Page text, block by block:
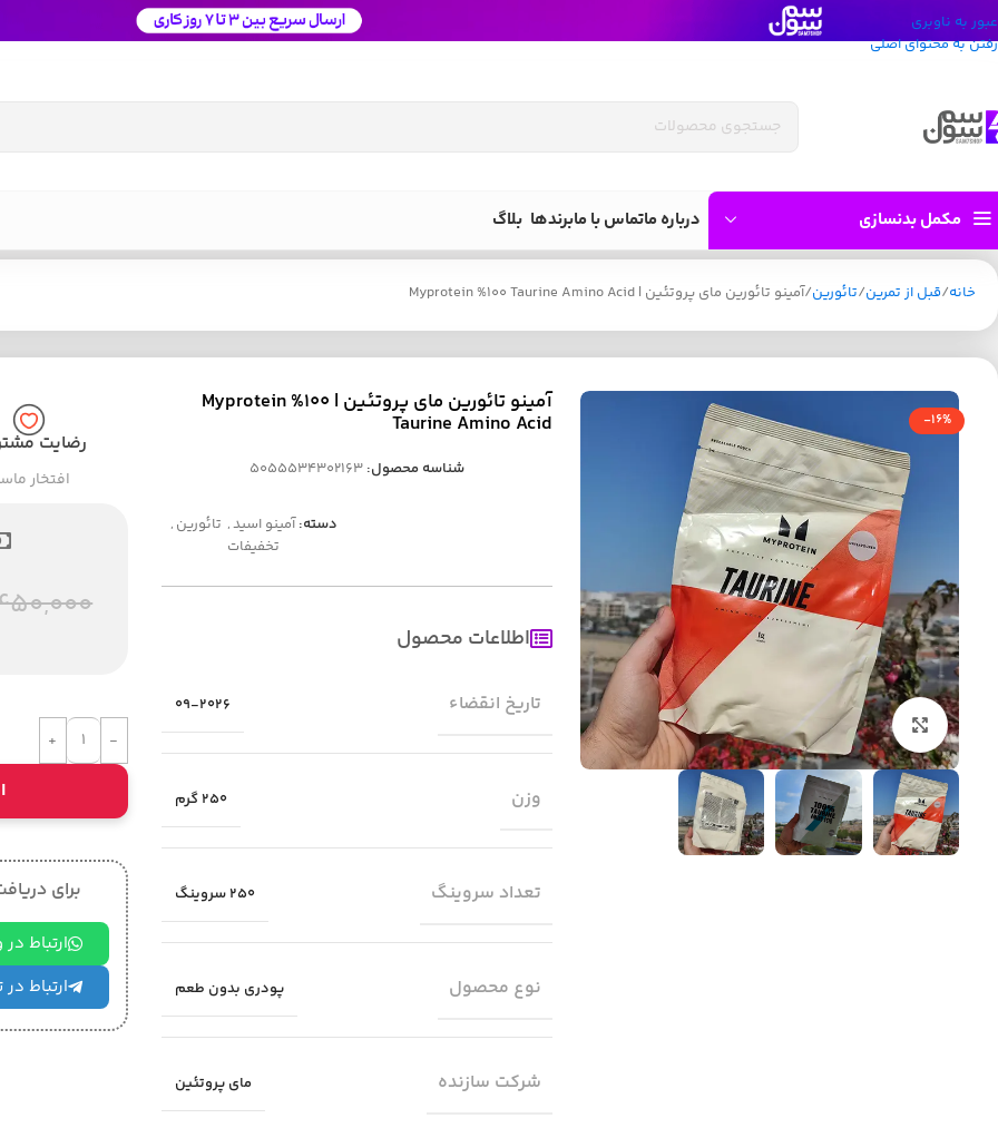
عبور به ناوبری
رفتن به محتوای اصلی
مکمل بدنسازی درباره ماتماس با مابرندها بلاگ
خانه قبل از تمرین تائورین آمینو تائورین مای پروتئین | Myprotein %100 Taurine Amino Acid
-16%
بزرگنمایی تصویر
آمینو تائورین مای پروتئین | Myprotein %100
Taurine Amino Acid
شناسه محصول:5055534302163
دسته:آمینو اسید, تائورین ,
تخفیفات
اطلاعات محصول
تاریخ انقضاء 09-2026
وزن 250 گرم
تعداد سروینگ 250 سروینگ
نوع محصول پودری بدون طعم
شرکت سازنده مای پروتئین
رضایت
افتخار
برای
ارتباط
ارتباط در